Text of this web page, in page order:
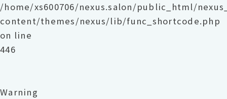
/home/xs600706/nexus.salon/public_html/
content/themes/nexus/lib/func_shortcode.php
on line
446
Warning